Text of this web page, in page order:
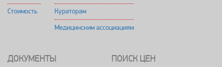
Стоимость
Кураторам
Медицинским ассоциациям
ДОКУМЕНТЫ ПОИСК ЦЕН